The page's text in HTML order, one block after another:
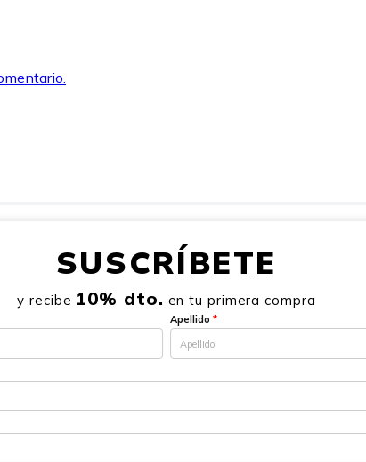
SUSCRÍBETE
y recibe 10% dto. en tu primera compra
Apellido *